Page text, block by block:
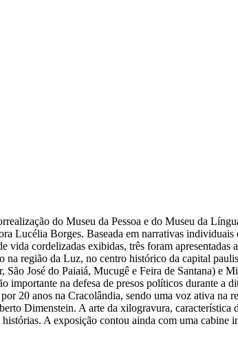
do Museu da Pessoa e do Museu da
Lucélia Borges. Baseada em narrativas individuais
vida cordelizadas exibidas, três foram
na região da Luz, no centro histórico da capital
José do Paiaiá, Mucugê e Feira de Santana) e
importante na defesa de presos políticos durante
20 anos na Cracolândia, sendo uma voz ativa na
Dimenstein. A arte da xilogravura, característica
A exposição contou ainda com uma